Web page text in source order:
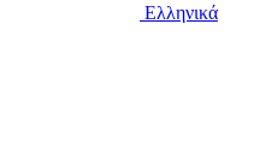
Ελληνικά